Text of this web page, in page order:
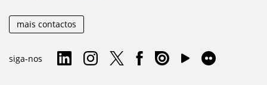
mais contactos
siga-nos